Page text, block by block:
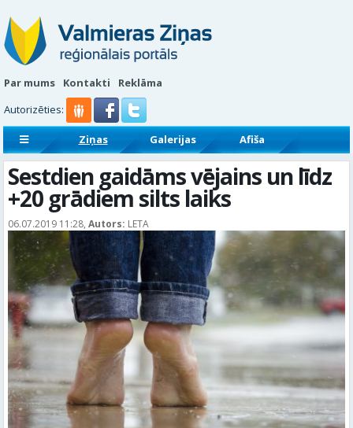
Par mums Kontakti
Reklāma
Autorizēties:
Ziņas Galerijas
Afiša
Sludinājumi
Reklāmraksti
Sestdien gaidāms vējains un līdz
+20 grādiem silts laiks
06.07.2019 11:28, Autors: LETA